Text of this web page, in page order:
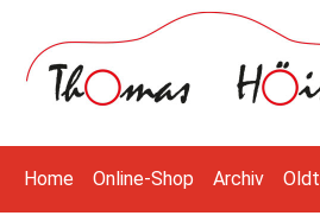
Hauptinhalt springen
Zur Suche springen
Zur Hauptnavigation springen
Home Online-Shop Archiv